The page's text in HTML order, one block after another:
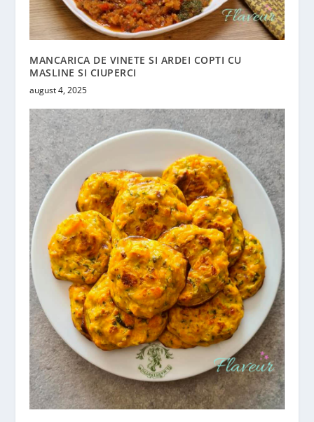
MANCARICA DE VINETE SI ARDEI COPTI CU
MASLINE SI CIUPERCI
august 4, 2025